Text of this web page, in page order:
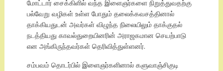
மோட்டார் சைக்கிளில் வந்த இளைஞர்களை நிறுத்துவதற்கு
பல்வேறு வழிகள் உள்ள போதும் தலைக்கவசத்தினால்
தாக்கியதுடன் அவர்கள் விழுந்த நிலையிலும் தாக்குதல்
நடத்தியது காவல்துறையினரின் அராஜகமான செயற்பாடு
என அங்கிருந்தவர்கள் தெரிவித்துள்ளனர்.
சம்பவம் தொடர்பில் இளைஞர்களினால் களுவாஞ்சிகுடி